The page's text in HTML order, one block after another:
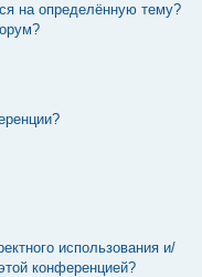
на определённую тему?
использования и/
конференцией?